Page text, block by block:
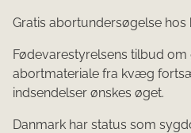
​Gratis abortundersøgelse hos
Fødevarestyrelsens tilbud
abortmateriale fra kvæg
indsendelser ønskes øget.
Danmark har status som